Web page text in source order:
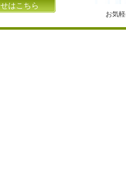
お気
はこちら